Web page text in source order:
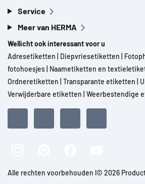
Service
Meer van HERMA
Wellicht ook interessant voor u
Adresetiketten
Diepvriesetiketten
fotohoesjes Naametiketten en
Ordneretiketten Transparante etiketten
Verwijderbare etiketten Weerbestendige
Alle rechten voorbehouden l© 2026